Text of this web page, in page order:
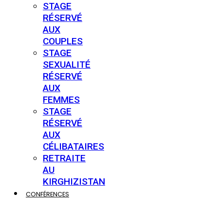
STAGE
RÉSERVÉ
AUX
COUPLES
STAGE
SEXUALITÉ
RÉSERVÉ
AUX
FEMMES
STAGE
RÉSERVÉ
AUX
CÉLIBATAIRES
RETRAITE
AU
KIRGHIZISTAN
CONFÉRENCES